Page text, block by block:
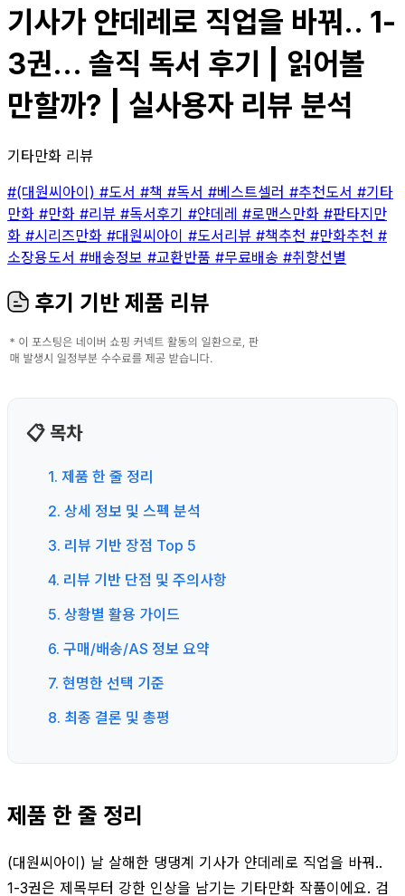
기사가 얀데레로 직업을 바꿔.. 1-
3권... 솔직 독서 후기 | 읽어볼
만할까? | 실사용자 리뷰 분석
기타만화 리뷰
#(대원씨아이) #도서 #책 #독서 #베스트셀러 #추천도서 #기타
만화 #만화 #리뷰 #독서후기 #얀데레 #로맨스만화 #판타지만
화 #시리즈만화 #대원씨아이 #도서리뷰 #책추천 #만화추천 #
소장용도서 #배송정보 #교환반품 #무료배송 #취향선별
후기 기반 제품 리뷰
📋 목차
1. 제품 한 줄 정리
2. 상세 정보 및 스펙 분석
3. 리뷰 기반 장점 Top 5
4. 리뷰 기반 단점 및 주의사항
5. 상황별 활용 가이드
6. 구매/배송/AS 정보 요약
7. 현명한 선택 기준
8. 최종 결론 및 총평
제품 한 줄 정리
(대원씨아이) 날 살해한 댕댕계 기사가 얀데레로 직업을 바꿔..
1-3권은 제목부터 강한 인상을 남기는 기타만화 작품이에요. 검